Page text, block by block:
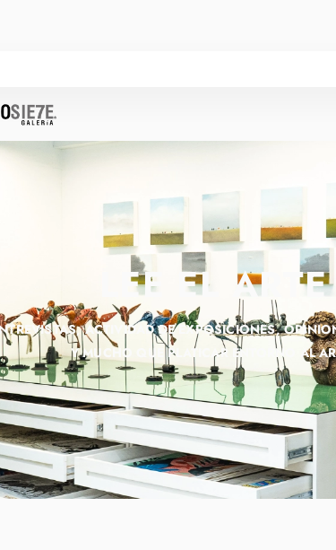
LEE EL ARTE
ACTIVIDAD DE EXPOSICIONES,
Y MUCHO QUE PLATICAR ENTORNO AL